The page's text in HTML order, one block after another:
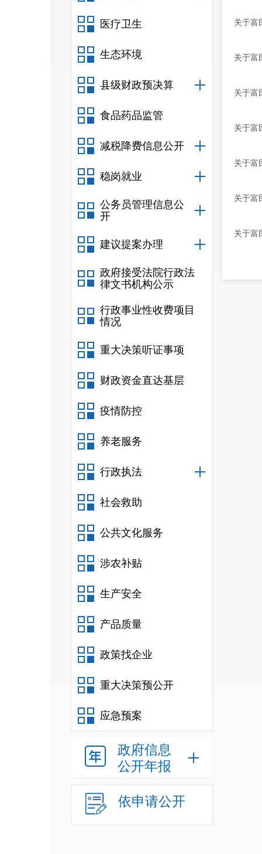
医疗卫生
生态环境
县级财政预决算
食品药品监管
减税降费信息公开
稳岗就业
公务员管理信息公
开
建议提案办理
政府接受法院行政法
律文书机构公示
行政事业性收费项目
情况
重大决策听证事项
财政资金直达基层
疫情防控
养老服务
行政执法
社会救助
公共文化服务
涉农补贴
生产安全
产品质量
政策找企业
重大决策预公开
应急预案
政府信息
公开年报
依申请公开
关于富
关于富
关于富
关于富
关于富
关于富
关于富